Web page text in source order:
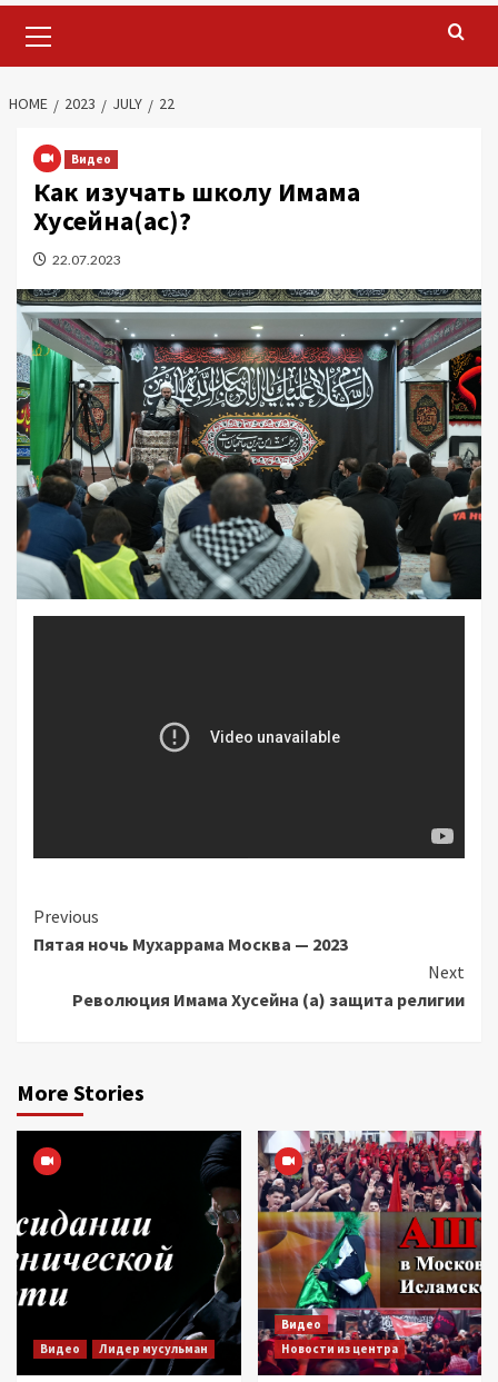
Menu
HOME 2023 JULY 22
Видео
Как изучать школу Имама
Хусейна(ас)?
22.07.2023
Continue
Reading
Previous
Пятая ночь Мухаррама Москва — 2023
Next
Революция Имама Хусейна (а) защита религии
More Stories
Видео Лидер мусульман
Видео
Новости из центра